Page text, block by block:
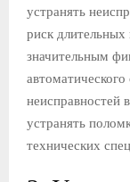
устранять
риск длительных
значительным
неисправностей
устранять
технических